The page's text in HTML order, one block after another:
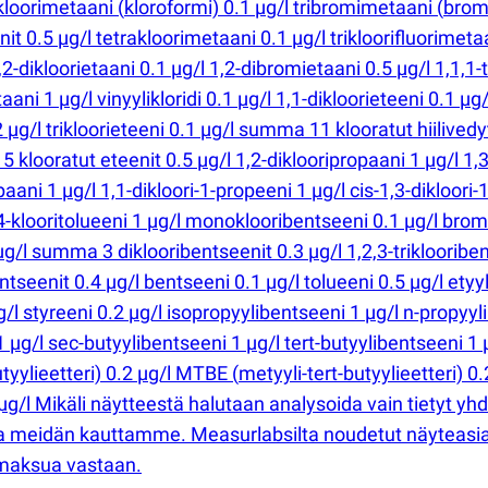
(kloroformi) 0.1 µg/l tribromimetaani (
0.5 µg/l tetrakloorimetaani 0.1 µg/l
dikloorietaani 0.1 µg/l 1,2-dibromietaani 0.5 µg/l
1 µg/l vinyylikloridi 0.1 µg/l 1,1-dikloorieteeni 0.1
l trikloorieteeni 0.1 µg/l summa 11 klooratut
eteenit 0.5 µg/l 1,2-diklooripropaani 1 µg/l
1 µg/l 1,1-dikloori-1-propeeni 1 µg/l cis-1,3-
1 µg/l monoklooribentseeni 0.1 µg/l
l summa 3 diklooribentseenit 0.3 µg/l 1,2,3-
0.4 µg/l bentseeni 0.1 µg/l tolueeni 0.5 µg/l
styreeni 0.2 µg/l isopropyylibentseeni 1 µg/l n-
l sec-butyylibentseeni 1 µg/l tert-butyylibentseeni
0.2 µg/l MTBE (metyyli-tert-butyylieetteri)
l Mikäli näytteestä halutaan analysoida vain tietyt
kauttamme. Measurlabsilta noudetut
vastaan.